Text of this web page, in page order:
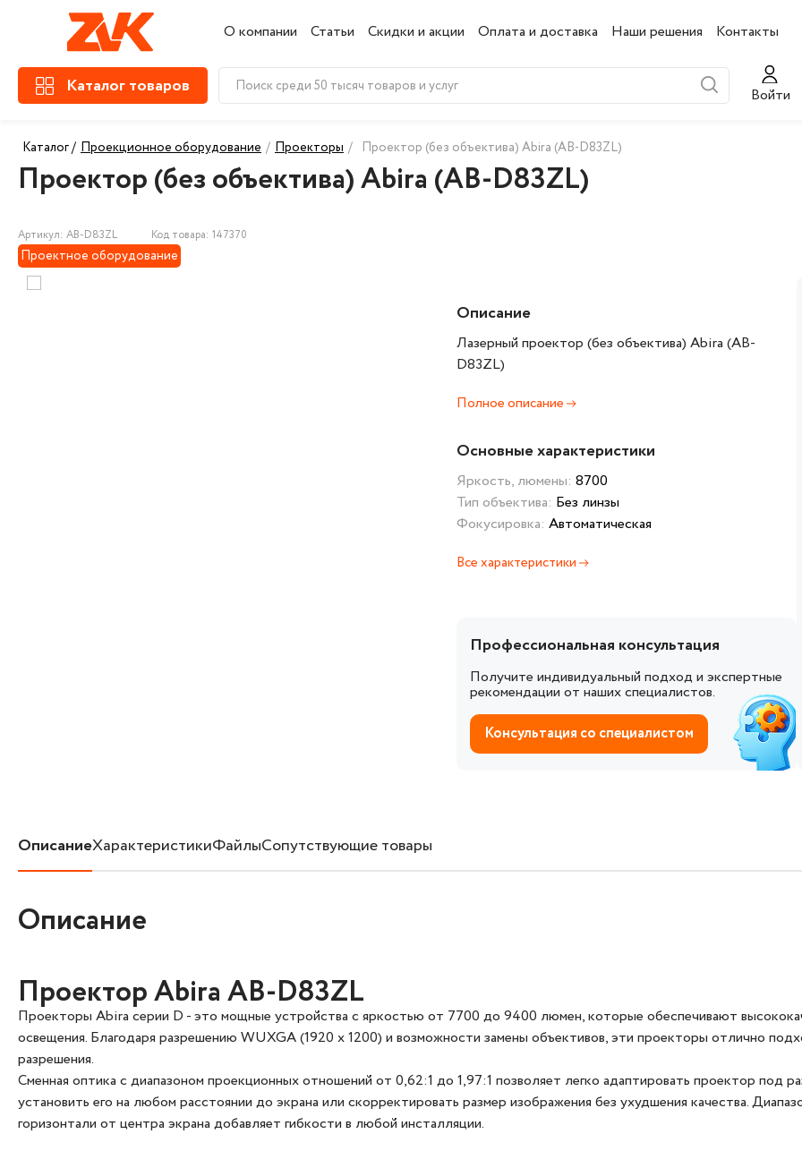
О компании Статьи Скидки и акции Оплата и доставка Наши решения Контакты
Каталог товаров Войти
Каталог / Проекционное оборудование / Проекторы / Проектор (без объектива) Abira (AB-D83ZL)
Проектор (без объектива) Abira (AB-D83ZL)
Артикул: AB-D83ZL Код товара: 147370
Проектное оборудование
Описание
Лазерный проектор (без объектива) Abira (AB-
D83ZL)
Полное описание
Основные характеристики
Яркость, люмены: 8700
Тип объектива: Без линзы
Фокусировка: Автоматическая
Все характеристики
Профессиональная консультация
Получите индивидуальный подход и экспертные
рекомендации от наших специалистов.
Консультация со специалистом
ОписаниеХарактеристикиФайлыСопутствующие товары
Описание
Проектор Abira AB-D83ZL
Проекторы Abira серии D - это мощные устройства с яркостью от 7700 до 9400 люмен, которые обеспечивают
освещения. Благодаря разрешению WUXGA (1920 x 1200) и возможности замены объективов, эти проекторы отлично
разрешения.
Сменная оптика с диапазоном проекционных отношений от 0,62:1 до 1,97:1 позволяет легко адаптировать проектор под
установить его на любом расстоянии до экрана или скорректировать размер изображения без ухудшения качества.
горизонтали от центра экрана добавляет гибкости в любой инсталляции.